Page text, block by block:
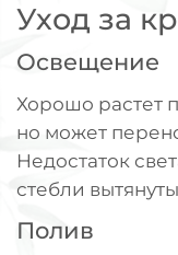
Уход за
Освещение
Хорошо растет
но может
Недостаток
стебли
Полив